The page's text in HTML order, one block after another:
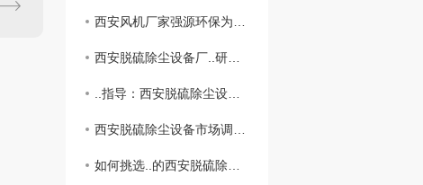
西安风机厂家强源环保为您在线解密风机的分类及其特点
西安脱硫除尘设备厂..研究成果揭秘
..指导：西安脱硫除尘设备选购攻略
西安脱硫除尘设备市场调查报告发布！
如何挑选..的西安脱硫除尘设备供应商？